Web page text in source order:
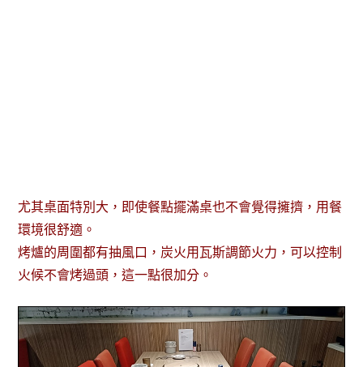
尤其桌面特別大，即使餐點擺滿桌也不會覺得擁擠，用餐
環境很舒適。
烤爐的周圍都有抽風口，炭火用瓦斯調節火力，可以控制
火候不會烤過頭，這一點很加分。